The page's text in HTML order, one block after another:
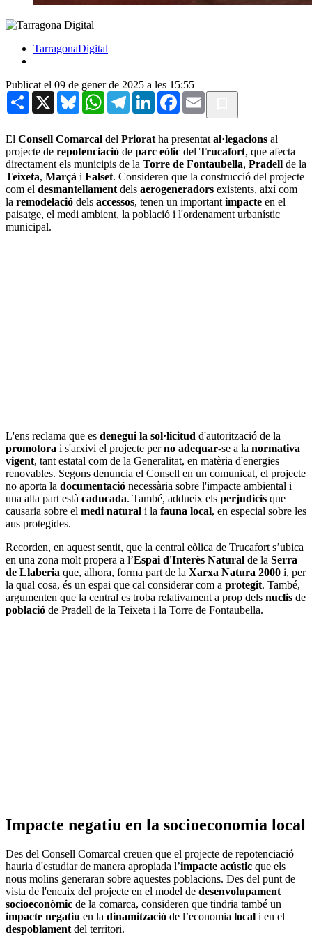
TarragonaDigital
Publicat el 09 de gener de 2025 a les 15:55
Share X BlueskyWhatsAppTelegramLinkedInFacebook
Email
El Consell Comarcal del Priorat ha presentat al·legacions al
projecte de repotenciació de parc eòlic del Trucafort, que afecta
directament els municipis de la Torre de Fontaubella, Pradell de la
Teixeta, Marçà i Falset. Consideren que la construcció del projecte
com el desmantellament dels aerogeneradors existents, així com
la remodelació dels accessos, tenen un important impacte en el
paisatge, el medi ambient, la població i l'ordenament urbanístic
municipal.
L'ens reclama que es denegui la sol·licitud d'autorització de la
promotora i s'arxivi el projecte perno adequar-se a la normativa
vigent, tant estatal com de la Generalitat, en matèria d'energies
renovables. Segons denuncia el Consell en un comunicat, el projecte
no aporta la documentació necessària sobre l'impacte ambiental i
una alta part està caducada. També, addueix els perjudicis que
causaria sobre el medi natural i la fauna local, en especial sobre les
aus protegides.
Recorden, en aquest sentit, que la central eòlica de Trucafort s’ubica
en una zona molt propera a l’Espai d'Interès Natural de la Serra
de Llaberia que, alhora, forma part de la Xarxa Natura 2000 i, per
la qual cosa, és un espai que cal considerar com a protegit. També,
argumenten que la central es troba relativament a prop dels nuclis de
població de Pradell de la Teixeta i la Torre de Fontaubella.
Impacte negatiu en la socioeconomia local
Des del Consell Comarcal creuen que el projecte de repotenciació
hauria d'estudiar de manera apropiada l’impacte acústic que els
nous molins generaran sobre aquestes poblacions. Des del punt de
vista de l'encaix del projecte en el model de desenvolupament
socioeconòmic de la comarca, consideren que tindria també un
impacte negatiu en la dinamització de l’economia local i en el
despoblamentdel territori.